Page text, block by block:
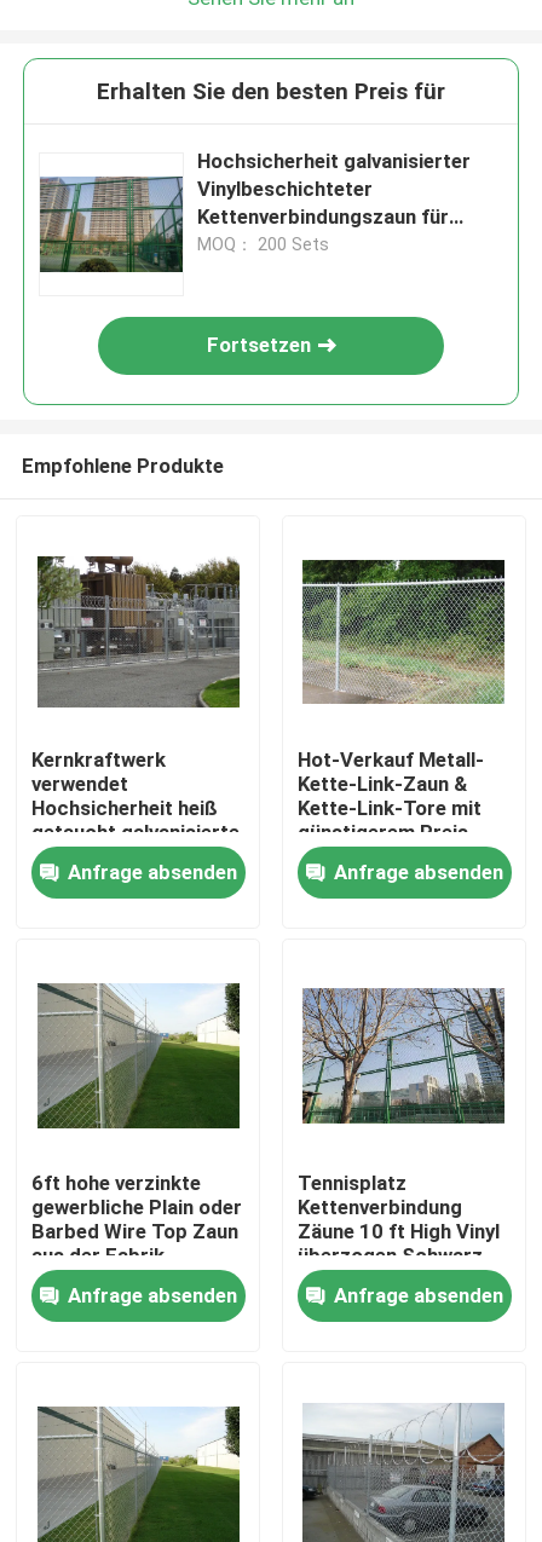
Haus
Videos
VR-Show
Fabrik-Ausflug
Qualitätskontrolle
Nachrichten
Fechten der geschweißten Masche
Erhalten Sie den besten Preis für
Hochsicherheit galvanisierter
Vinylbeschichteter
Kettenverbindungszaun für
Stadionzaun
MOQ： 200 Sets
Fortsetzen
Empfohlene Produkte
Kernkraftwerk
verwendet
Hochsicherheit heiß
getaucht galvanisierte
Kettenverbindung
ZaunAnfrage absenden
Hot-Verkauf Metall-
Kette-Link-Zaun &
Kette-Link-Tore mit
günstigerem Preis
Anfrage absenden
6ft hohe verzinkte
gewerbliche Plain oder
Barbed Wire Top Zaun
aus der Fabrik
Lieferung
Anfrage absenden
Tennisplatz
Kettenverbindung
Zäune 10 ft High Vinyl
überzogen Schwarz
oder Grün Fro Markt
Anfrage absenden